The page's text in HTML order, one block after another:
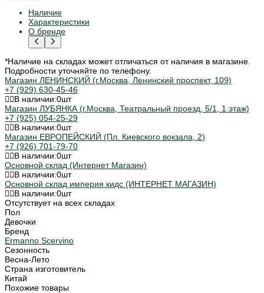
Наличие
Характеристики
О бренде
*Наличие на складах может отличаться от наличия в магазине.
Подробности уточняйте по телефону.
Магазин ЛЕНИНСКИЙ (г.Москва, Ленинский проспект, 109)
+7 (929) 630-45-46
В наличии:0шт
Магазин ЛУБЯНКА (г.Москва, Театральный проезд, 5/1, 1 этаж)
+7 (925) 054-25-29
В наличии:0шт
Магазин ЕВРОПЕЙСКИЙ (Пл. Киевского вокзала, 2)
+7 (926) 701-79-70
В наличии:0шт
Основной склад (Интернет Магазин)
В наличии:0шт
Основной склад империя кидс (ИНТЕРНЕТ МАГАЗИН)
В наличии:0шт
Отсутствует на всех складах
Пол
Девочки
Бренд
Ermanno Scervino
Сезонность
Весна-Лето
Страна изготовитель
Китай
Похожие товары